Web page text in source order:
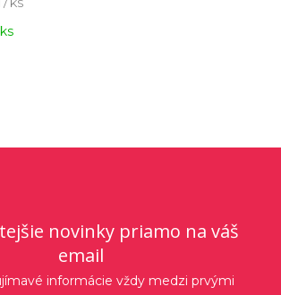
KS
novinky priamo na váš
email
informácie vždy medzi prvými